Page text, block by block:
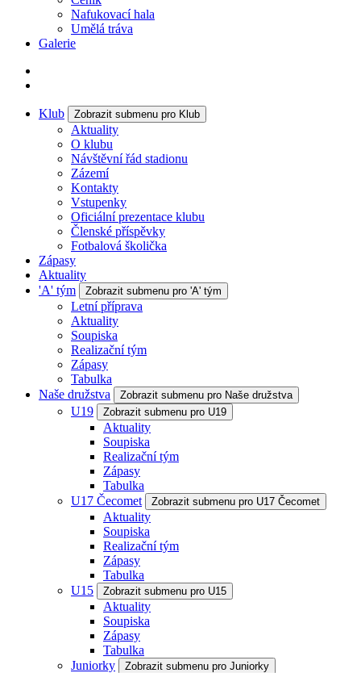
Nafukovací hala
Umělá tráva
Galerie
Klub Zobrazit submenu pro Klub
Aktuality
O klubu
Návštěvní řád stadionu
Zázemí
Kontakty
Vstupenky
Oficiální prezentace klubu
Členské příspěvky
Fotbalová školička
Zápasy
Aktuality
'A' tým
Zobrazit submenu pro 'A' tým
Letní příprava
Aktuality
Soupiska
Realizační tým
Zápasy
Tabulka
Naše družstva
Zobrazit submenu pro Naše družstva
U19 Zobrazit submenu pro U19
Aktuality
Soupiska
Realizační tým
Zápasy
Tabulka
U17 Čecomet
Zobrazit submenu pro U17 Čecomet
Aktuality
Soupiska
Realizační tým
Zápasy
Tabulka
U15
Zobrazit submenu pro U15
Aktuality
Soupiska
Zápasy
Tabulka
Juniorky
Zobrazit submenu pro Juniorky